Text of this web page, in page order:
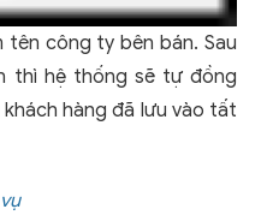
tên công ty bên bán. Sau
thì hệ thống sẽ tự đồng
hàng đã lưu vào tất